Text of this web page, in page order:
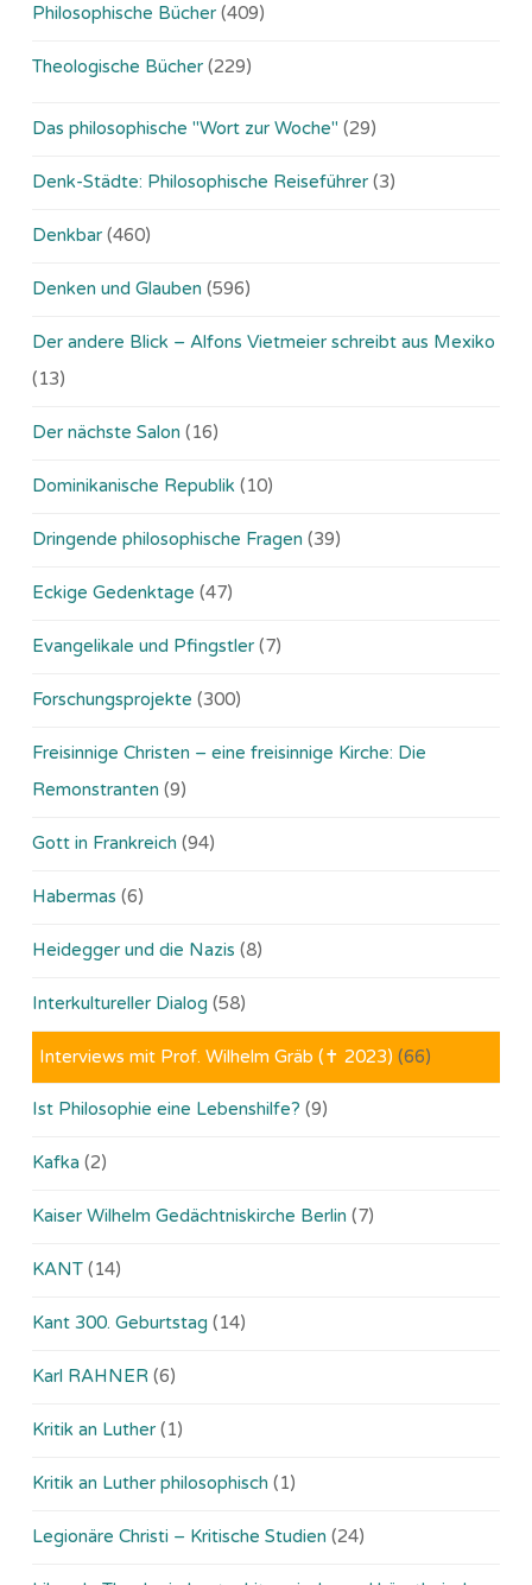
Philosophische Bücher (409)
Theologische Bücher (229)
Das philosophische "Wort zur Woche" (29)
Denk-Städte: Philosophische Reiseführer (3)
Denkbar (460)
Denken und Glauben (596)
Der andere Blick – Alfons Vietmeier schreibt aus Mexiko
(13)
Der nächste Salon (16)
Dominikanische Republik (10)
Dringende philosophische Fragen (39)
Eckige Gedenktage (47)
Evangelikale und Pfingstler (7)
Forschungsprojekte (300)
Freisinnige Christen – eine freisinnige Kirche: Die
Remonstranten (9)
Gott in Frankreich (94)
Habermas (6)
Heidegger und die Nazis (8)
Interkultureller Dialog (58)
Interviews mit Prof. Wilhelm Gräb (✝ 2023) (66)
Ist Philosophie eine Lebenshilfe? (9)
Kafka (2)
Kaiser Wilhelm Gedächtniskirche Berlin (7)
KANT (14)
Kant 300. Geburtstag (14)
Karl RAHNER (6)
Kritik an Luther (1)
Kritik an Luther philosophisch (1)
Legionäre Christi – Kritische Studien (24)